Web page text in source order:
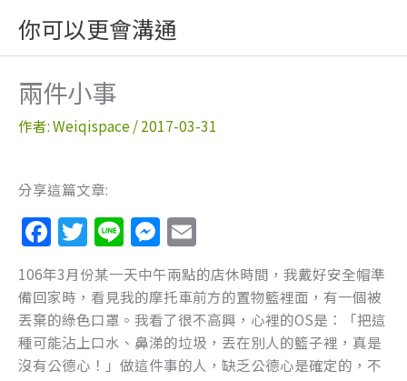
主
你可以更會溝通
兩件小事
作者:Weiqispace/2017-03-31
分享這篇文章:
F
a
c
e
b
T
w
itt
er
Li
n
e
M
e
ss
e
n
m
ai
l
106年3月份某一天中午兩點的店休時間，我戴好安全帽準
備回家時，看見我的摩托車前方的置物籃裡面，有一個被
丟棄的綠色口罩。我看了很不高興，心裡的OS是：「把這
種可能沾上口水、鼻涕的垃圾，丟在別人的籃子裡，真是
沒有公德心！」做這件事的人，缺乏公德心是確定的，不